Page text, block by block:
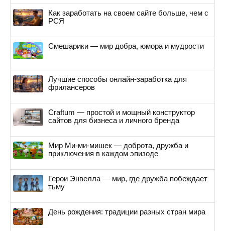
Как заработать на своем сайте больше, чем с
РСЯ
Смешарики — мир добра, юмора и мудрости
Лучшие способы онлайн-заработка для
фрилансеров
Craftum — простой и мощный конструктор
сайтов для бизнеса и личного бренда
Мир Ми-ми-мишек — доброта, дружба и
приключения в каждом эпизоде
Герои Энвелла — мир, где дружба побеждает
тьму
День рождения: традиции разных стран мира